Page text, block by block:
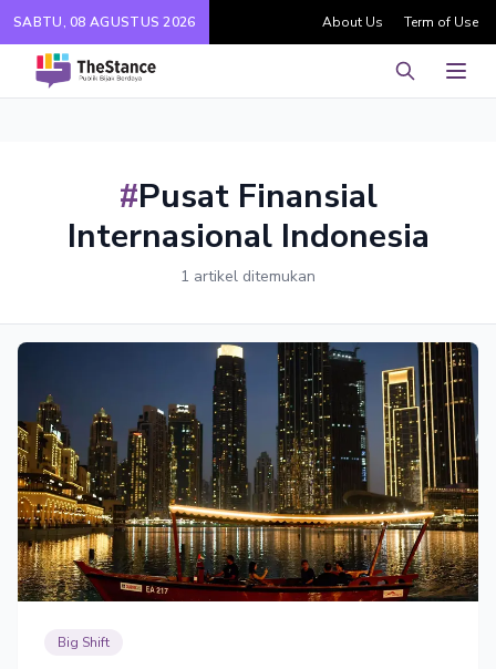
SABTU, 08 AGUSTUS 2026 About Us Term of Use
Pencarian
#Pusat Finansial
Internasional Indonesia
1 artikel ditemukan
Big Shift